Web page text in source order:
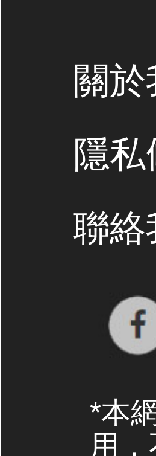
關於
隱私
聯絡
*本
用